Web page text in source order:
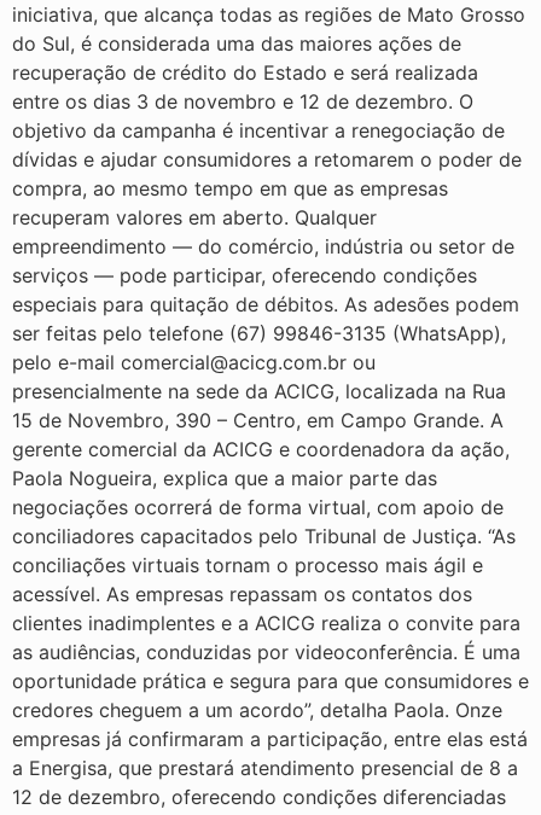
iniciativa, que alcança todas as regiões de Mato Grosso
do Sul, é considerada uma das maiores ações de
recuperação de crédito do Estado e será realizada
entre os dias 3 de novembro e 12 de dezembro. O
objetivo da campanha é incentivar a renegociação de
dívidas e ajudar consumidores a retomarem o poder de
compra, ao mesmo tempo em que as empresas
recuperam valores em aberto. Qualquer
empreendimento — do comércio, indústria ou setor de
serviços — pode participar, oferecendo condições
especiais para quitação de débitos. As adesões podem
ser feitas pelo telefone (67) 99846-3135 (WhatsApp),
pelo e-mail comercial@acicg.com.br ou
presencialmente na sede da ACICG, localizada na Rua
15 de Novembro, 390 – Centro, em Campo Grande. A
gerente comercial da ACICG e coordenadora da ação,
Paola Nogueira, explica que a maior parte das
negociações ocorrerá de forma virtual, com apoio de
conciliadores capacitados pelo Tribunal de Justiça. “As
conciliações virtuais tornam o processo mais ágil e
acessível. As empresas repassam os contatos dos
clientes inadimplentes e a ACICG realiza o convite para
as audiências, conduzidas por videoconferência. É uma
oportunidade prática e segura para que consumidores e
credores cheguem a um acordo”, detalha Paola. Onze
empresas já confirmaram a participação, entre elas está
a Energisa, que prestará atendimento presencial de 8 a
12 de dezembro, oferecendo condições diferenciadas